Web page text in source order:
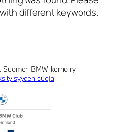
different keywords.
Suomen BMW-kerho ry
suoja